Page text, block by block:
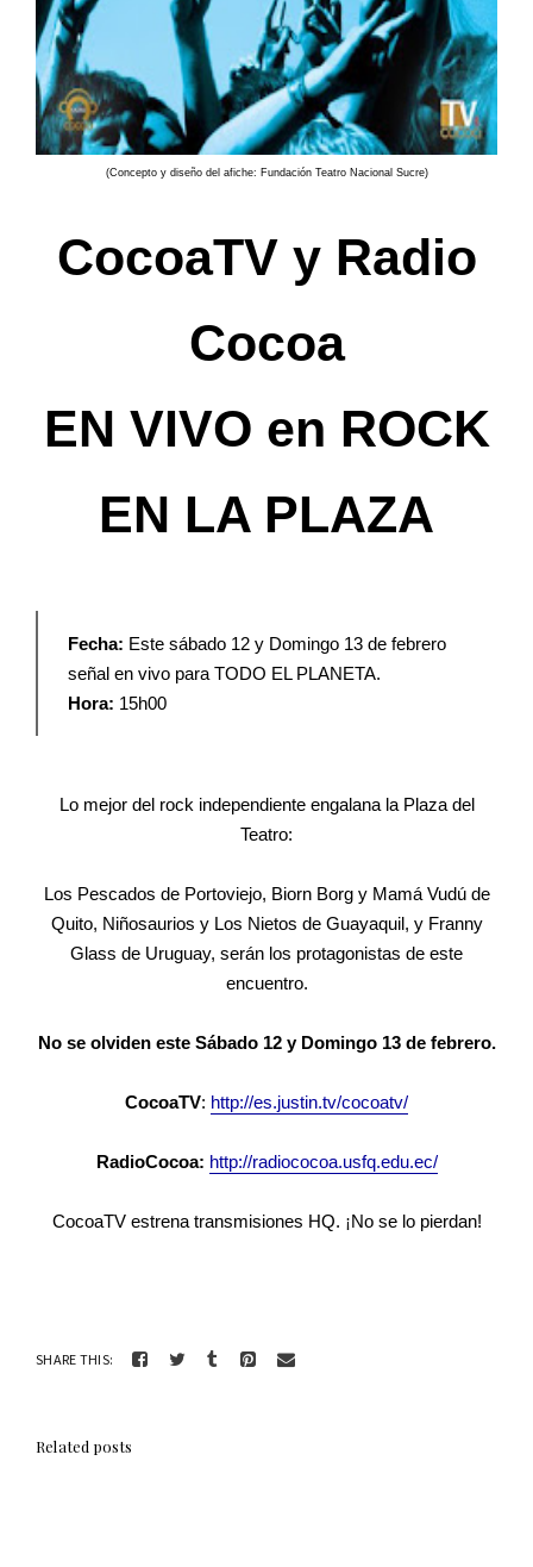
(Concepto y diseño del afiche: Fundación Teatro Nacional Sucre)
CocoaTV y Radio
Cocoa
EN VIVO en ROCK
EN LA PLAZA
Fecha: Este sábado 12 y Domingo 13 de febrero
señal en vivo para TODO EL PLANETA.
Hora: 15h00
Lo mejor del rock independiente engalana la Plaza del
Teatro:
Los Pescados de Portoviejo, Biorn Borg y Mamá Vudú de
Quito, Niñosaurios y Los Nietos de Guayaquil, y Franny
Glass de Uruguay, serán los protagonistas de este
encuentro.
No se olviden este Sábado 12 y Domingo 13 de febrero.
CocoaTV: http://es.justin.tv/cocoatv/
RadioCocoa: http://radiococoa.usfq.edu.ec/
CocoaTV estrena transmisiones HQ. ¡No se lo pierdan!
SHARE THIS:
Related posts